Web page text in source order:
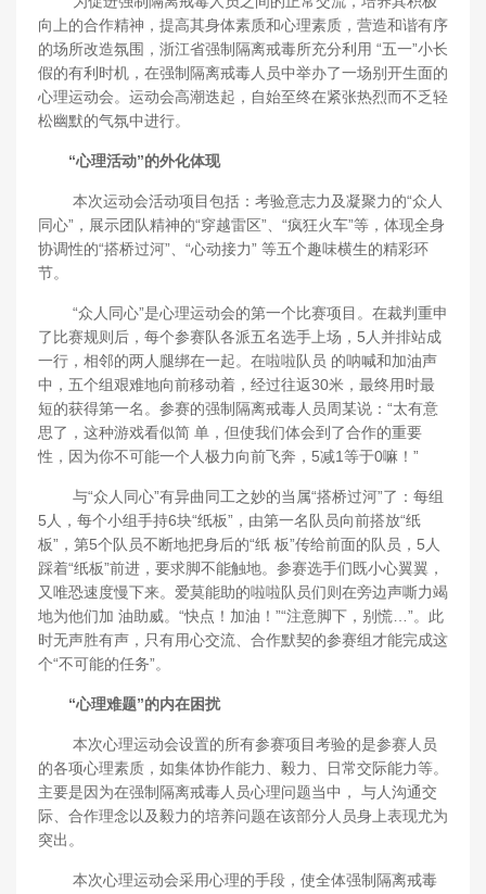
向上的合作精神，提高其身体素质和心理素质，营造和谐有序
的场所改造氛围，浙江省强制隔离戒毒所充分利用 “五一”小长
假的有利时机，在强制隔离戒毒人员中举办了一场别开生面的
心理运动会。运动会高潮迭起，自始至终在紧张热烈而不乏轻
松幽默的气氛中进行。
“心理活动”的外化体现
本次运动会活动项目包括：考验意志力及凝聚力的“众人
同心”，展示团队精神的“穿越雷区”、“疯狂火车”等，体现全身
协调性的“搭桥过河”、“心动接力” 等五个趣味横生的精彩环
节。
“众人同心”是心理运动会的第一个比赛项目。在裁判重申
了比赛规则后，每个参赛队各派五名选手上场，5人并排站成
一行，相邻的两人腿绑在一起。在啦啦队员 的呐喊和加油声
中，五个组艰难地向前移动着，经过往返30米，最终用时最
短的获得第一名。参赛的强制隔离戒毒人员周某说：“太有意
思了，这种游戏看似简 单，但使我们体会到了合作的重要
性，因为你不可能一个人极力向前飞奔，5减1等于0嘛！”
与“众人同心”有异曲同工之妙的当属“搭桥过河”了：每组
5人，每个小组手持6块“纸板”，由第一名队员向前搭放“纸
板”，第5个队员不断地把身后的“纸 板”传给前面的队员，5人
踩着“纸板”前进，要求脚不能触地。参赛选手们既小心翼翼，
又唯恐速度慢下来。爱莫能助的啦啦队员们则在旁边声嘶力竭
地为他们加 油助威。“快点！加油！”“注意脚下，别慌…”。此
时无声胜有声，只有用心交流、合作默契的参赛组才能完成这
个“不可能的任务”。
“心理难题”的内在困扰
本次心理运动会设置的所有参赛项目考验的是参赛人员
的各项心理素质，如集体协作能力、毅力、日常交际能力等。
主要是因为在强制隔离戒毒人员心理问题当中， 与人沟通交
际、合作理念以及毅力的培养问题在该部分人员身上表现尤为
突出。
本次心理运动会采用心理的手段，使全体强制隔离戒毒